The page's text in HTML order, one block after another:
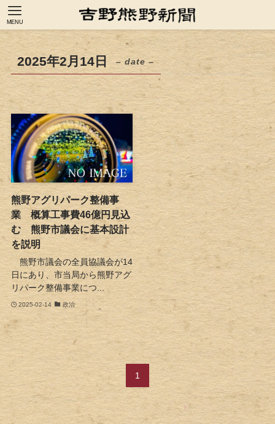
MENU
2025年2月14日 – date –
熊野アグリパーク整備事
業 概算工事費46億円見込
む 熊野市議会に基本設計
を説明
熊野市議会の全員協議会が14
日にあり、市当局から熊野アグ
リパーク整備事業につ...
2025-02-14 政治
1